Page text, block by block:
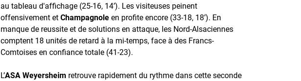
au tableau d'affichage (25-16, 14’). Les visiteuses peinent
offensivement etChampagnoleen profite encore (33-18, 18’). En
manque de reussite et de solutions en attaque, les Nord-Alsaciennes
comptent 18 unités de retard à la mi-temps, face à des Francs-
Comtoises en confiance totale (41-23).
L’ASA Weyersheim retrouve rapidement du rythme dans cette seconde